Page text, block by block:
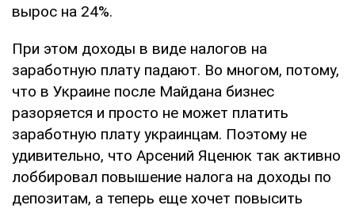
вырос на 24%.
При этом доходы в виде налогов на
заработную плату падают. Во многом, потому,
что в Украине после Майдана бизнес
разоряется и просто не может платить
заработную плату украинцам. Поэтому не
удивительно, что Арсений Яценюк так активно
лоббировал повышение налога на доходы по
депозитам, а теперь еще хочет повысить